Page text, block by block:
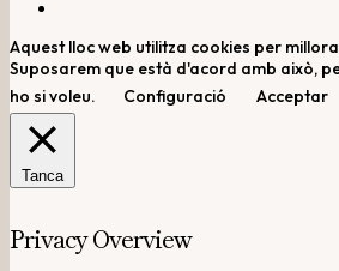
Aquest lloc web utilitza cookies per
Suposarem que està d'acord amb això,
ho si voleu.
Configuració Acceptar
Tanca
Privacy Overview